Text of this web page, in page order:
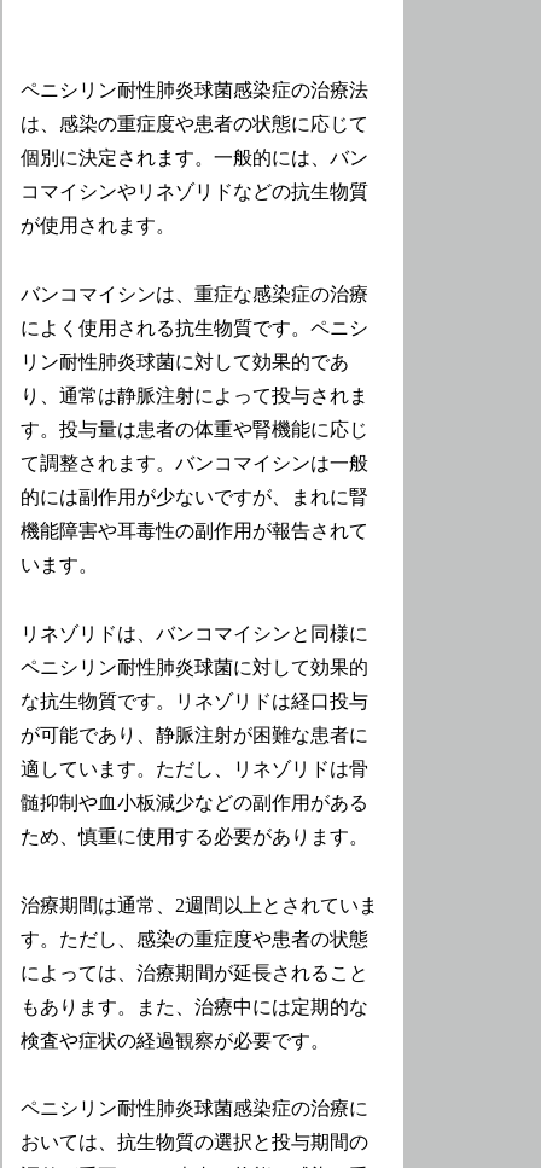
ペニシリン耐性肺炎球菌感染症の治療法
は、感染の重症度や患者の状態に応じて
個別に決定されます。一般的には、バン
コマイシンやリネゾリドなどの抗生物質
が使用されます。
バンコマイシンは、重症な感染症の治療
によく使用される抗生物質です。ペニシ
リン耐性肺炎球菌に対して効果的であ
り、通常は静脈注射によって投与されま
す。投与量は患者の体重や腎機能に応じ
て調整されます。バンコマイシンは一般
的には副作用が少ないですが、まれに腎
機能障害や耳毒性の副作用が報告されて
います。
リネゾリドは、バンコマイシンと同様に
ペニシリン耐性肺炎球菌に対して効果的
な抗生物質です。リネゾリドは経口投与
が可能であり、静脈注射が困難な患者に
適しています。ただし、リネゾリドは骨
髄抑制や血小板減少などの副作用がある
ため、慎重に使用する必要があります。
治療期間は通常、2週間以上とされていま
す。ただし、感染の重症度や患者の状態
によっては、治療期間が延長されること
もあります。また、治療中には定期的な
検査や症状の経過観察が必要です。
ペニシリン耐性肺炎球菌感染症の治療に
おいては、抗生物質の選択と投与期間の